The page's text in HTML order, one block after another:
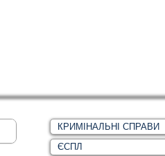
КРИМІНАЛЬНІ СПРАВИ
ЄСПЛ